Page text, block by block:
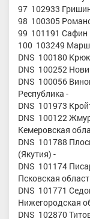
97 102933
98 100305
99 101191 Сафин
100 103249
DNS 100180
DNS 100252
DNS 100056
Республика -
DNS 101973
DNS 100122
Кемеровская
DNS 101788
(Якутия) -
DNS 101174
Псковская
DNS 101771
Нижегородская
DNS 102870